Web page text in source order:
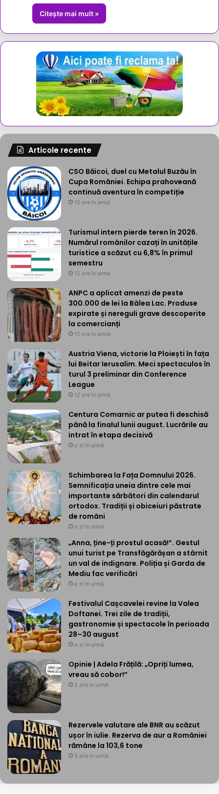
Citește mai mult »
Articole recente
CSO Băicoi, duel cu Metalul Buzău în
Cupa României. Echipa prahoveană
continuă aventura în competiție
12 ore în urmă
Turismul intern pierde teren în 2026.
Numărul românilor cazați în unitățile
turistice a scăzut cu 6,8% în primul
semestru
12 ore în urmă
ANPC a aplicat amenzi de peste
300.000 de lei la Bâlea Lac. Produse
expirate și nereguli grave descoperite
la comercianți
12 ore în urmă
Austria Viena, victorie la Ploiești în fața
lui Beitar Ierusalim. Meci spectaculos în
turul 3 preliminar din Conference
League
12 ore în urmă
Centura Comarnic ar putea fi deschisă
până la finalul lunii august. Lucrările au
intrat în etapa decisivă
o zi în urmă
Schimbarea la Fața Domnului 2026.
Semnificația uneia dintre cele mai
importante sărbători din calendarul
ortodox. Tradiții și obiceiuri păstrate
de români
o zi în urmă
„Anna, ține-ți prostul acasă!”. Gestul
unui turist pe Transfăgărășan a stârnit
un val de indignare. Poliția și Garda de
Mediu fac verificări
o zi în urmă
Festivalul Cașcavelei revine la Valea
Doftanei. Trei zile de tradiții,
gastronomie și spectacole în perioada
28–30 august
o zi în urmă
Opinie | Adela Frățilă: „Opriți lumea,
vreau să cobor!”
2 zile în urmă
Rezervele valutare ale BNR au scăzut
ușor în iulie. Rezerva de aur a României
rămâne la 103,6 tone
3 zile în urmă